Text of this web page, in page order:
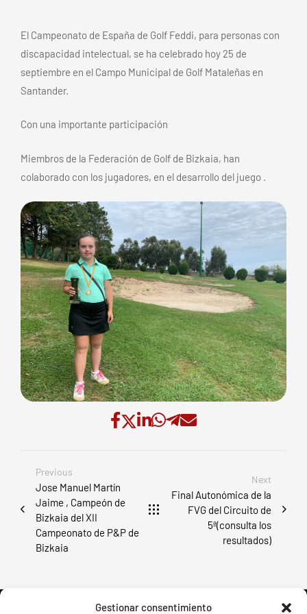
Gestionar consentimiento
El Campeonato de España de Golf Feddi, para personas con
discapacidad intelectual, se ha celebrado hoy 25 de
septiembre en el Campo Municipal de Golf Mataleñas en
Santander.
Con una importante participación
Miembros de la Federación de Golf de Bizkaia, han
colaborado con los jugadores, en el desarrollo del juego .
Previous
Jose Manuel Martín
Jaime , Campeón de
Bizkaia del XII
Campeonato de P&P de
Bizkaia
Next
Final Autonómica de la
FVG del Circuito de
5ª(consulta los
resultados)